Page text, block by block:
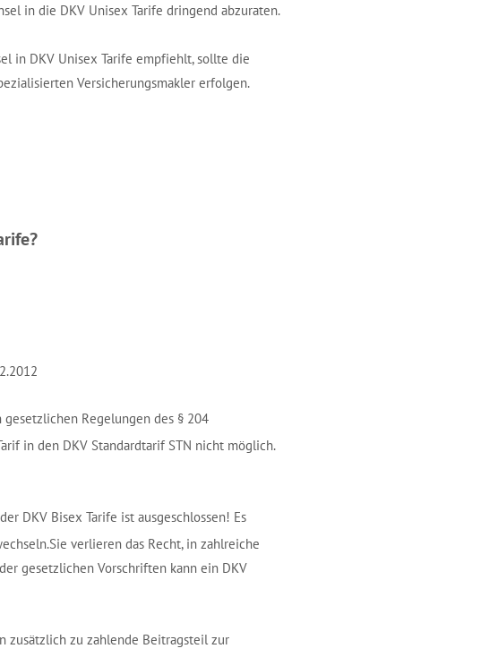
in die DKV Unisex Tarife dringend abzuraten.
in DKV Unisex Tarife empfiehlt, sollte die
Versicherungsmakler erfolgen.
gesetzlichen Regelungen des § 204
in den DKV Standardtarif STN nicht möglich.
DKV Bisex Tarife ist ausgeschlossen! Es
verlieren das Recht, in zahlreiche
gesetzlichen Vorschriften kann ein DKV
zusätzlich zu zahlende Beitragsteil zur